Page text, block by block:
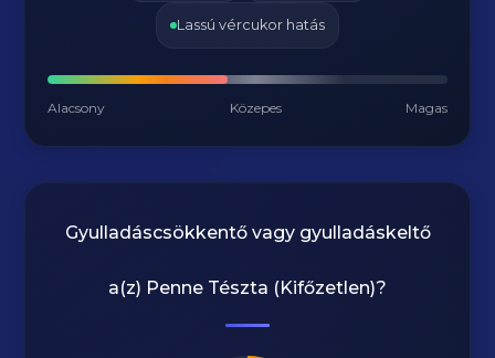
Lassú vércukor hatás
Alacsony Közepes Magas
Gyulladáscsökkentő vagy gyulladáskeltő
a(z) Penne Tészta (Kifőzetlen)?